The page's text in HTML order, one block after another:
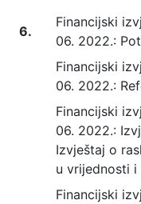
6.
Financijski
06. 2022.:
Financijski
06. 2022.:
Financijski
06. 2022.:
Izvještaj o
u vrijednosti
Financijski